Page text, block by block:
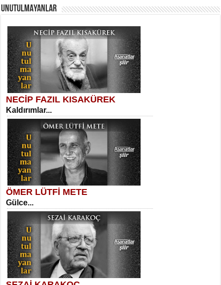
AHMET URFALI
Tahlil Denemesi...
SELAHATTİN YILDIZ
İnsanın Zindanı...
MEHMET TAŞTAN
Vagon’da Bir Şairle...
Meral Yağmur
Eski Bir Şiir...
Kadir Ünal
Ayağıma Dolanan Yokuş...
Mehmet Çoban
Elmira...
UNUTULMAYANLAR
NECİP FAZIL KISAKÜREK
Kaldırımlar...
ÖMER LÜTFİ METE
Gülce...